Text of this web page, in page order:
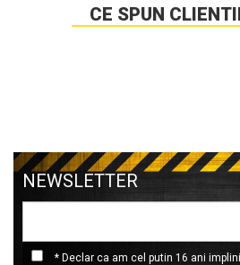
CE SPUN
NEWSLETTER
* Declar ca am cel putin 16 ani